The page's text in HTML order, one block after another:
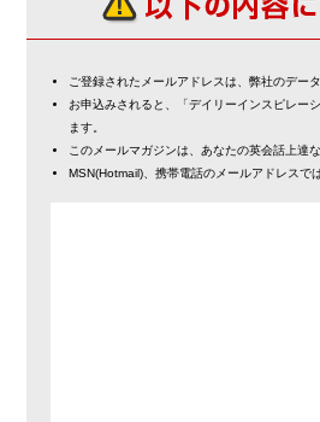
ご登録されたメールアドレスは、弊社のデー
お申込みされると、「デイリーインスピレー
ます。
このメールマガジンは、あなたの英会話上達
MSN(Hotmail)、携帯電話のメールアドレスで